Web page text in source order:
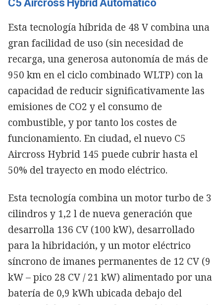
C5 Aircross Hybrid Automático
Esta tecnología híbrida de 48 V combina una
gran facilidad de uso (sin necesidad de
recarga, una generosa autonomía de más de
950 km en el ciclo combinado WLTP) con la
capacidad de reducir significativamente las
emisiones de CO2 y el consumo de
combustible, y por tanto los costes de
funcionamiento. En ciudad, el nuevo C5
Aircross Hybrid 145 puede cubrir hasta el
50% del trayecto en modo eléctrico.
Esta tecnología combina un motor turbo de 3
cilindros y 1,2 l de nueva generación que
desarrolla 136 CV (100 kW), desarrollado
para la hibridación, y un motor eléctrico
síncrono de imanes permanentes de 12 CV (9
kW – pico 28 CV / 21 kW) alimentado por una
batería de 0,9 kWh ubicada debajo del